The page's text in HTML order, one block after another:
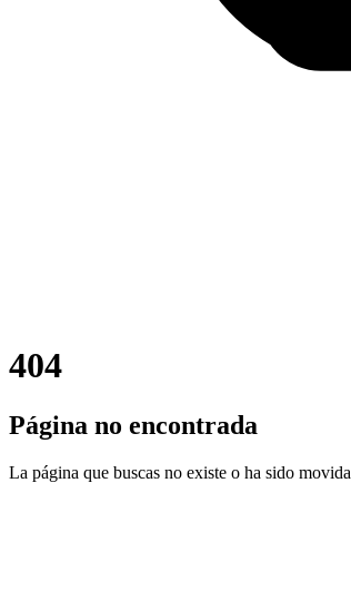
404
Página no encontrada
La página que buscas no existe o ha sido movida